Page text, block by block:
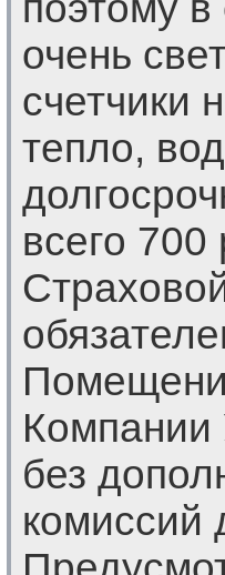
очень
счетчики
тепло,
всего
без
комиссий